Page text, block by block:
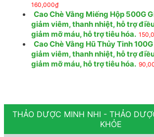
160,000₫
Cao Chè Vằng Miếng Hộp 500G
giảm viêm, thanh nhiệt, hỗ trợ
giảm mỡ máu, hỗ trợ tiêu hóa.
Cao Chè Vằng Hũ Thủy Tinh
giảm viêm, thanh nhiệt, hỗ trợ
giảm mỡ máu, hỗ trợ tiêu hóa.
THẢO DƯỢC MINH NHI - THẢO
KHỎE